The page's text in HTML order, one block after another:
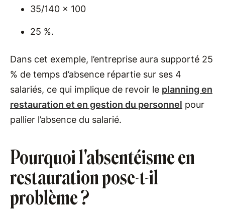
35/140 x 100
25 %.
Dans cet exemple, l’entreprise aura supporté 25
% de temps d’absence répartie sur ses 4
salariés, ce qui implique de revoir le planning en
restauration et en gestion du personnel pour
pallier l’absence du salarié.
Pourquoi l'absentéisme en
restauration pose-t-il
problème ?